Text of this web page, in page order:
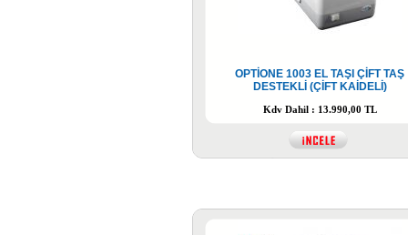
OPTİONE 1003 EL TAŞI ÇİFT TAŞ
DESTEKLİ (ÇİFT KAİDELİ)
Kdv Dahil : 13.990,00 TL